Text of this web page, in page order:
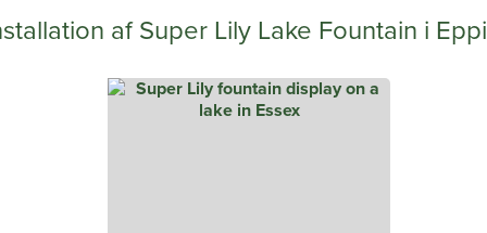
af Super Lily Lake Fountain i